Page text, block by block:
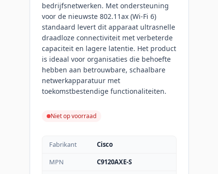
bedrijfsnetwerken. Met ondersteuning
voor de nieuwste 802.11ax (Wi-Fi 6)
standaard levert dit apparaat ultrasnelle
draadloze connectiviteit met verbeterde
capaciteit en lagere latentie. Het product
is ideaal voor organisaties die behoefte
hebben aan betrouwbare, schaalbare
netwerkapparatuur met
toekomstbestendige functionaliteiten.
Niet op voorraad
Fabrikant
Cisco
MPN
C9120AXE-S